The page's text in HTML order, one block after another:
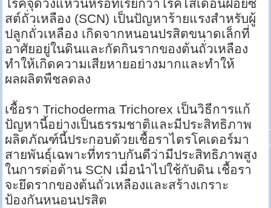
โรคจุดวงแหวนหรือที่เรียกว่าโรคไส้เดือนฝอยซี
สต์ถั่วเหลือง (SCN) เป็นปัญหาร้ายแรงสำหรับผู้
ปลูกถั่วเหลือง เกิดจากหนอนปรสิตขนาดเล็กที่
อาศัยอยู่ในดินและกัดกินรากของต้นถั่วเหลือง
ทำให้เกิดความเสียหายอย่างมากและทำให้
ผลผลิตพืชลดลง
เชื้อรา Trichoderma Trichorex เป็นวิธีการแก้
ปัญหานี้อย่างเป็นธรรมชาติและมีประสิทธิภาพ
ผลิตภัณฑ์นี้ประกอบด้วยเชื้อราไตรโคเดอร์มา
สายพันธุ์เฉพาะที่ทราบกันดีว่ามีประสิทธิภาพสูง
ในการต่อต้าน SCN เมื่อนำไปใช้กับดิน เชื้อรา
จะยึดรากของต้นถั่วเหลืองและสร้างเกราะ
ป้องกันหนอนปรสิต